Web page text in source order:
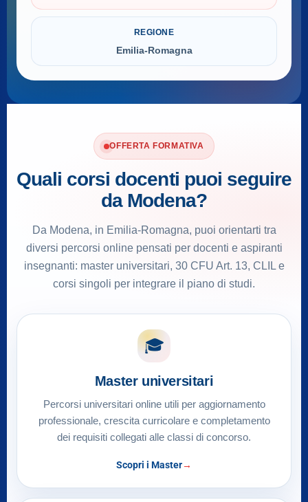
REGIONE
Emilia-Romagna
OFFERTA FORMATIVA
Quali corsi docenti puoi seguire
da Modena?
Da Modena, in Emilia-Romagna, puoi orientarti tra
diversi percorsi online pensati per docenti e aspiranti
insegnanti: master universitari, 30 CFU Art. 13, CLIL e
corsi singoli per integrare il piano di studi.
🎓
Master universitari
Percorsi universitari online utili per aggiornamento
professionale, crescita curricolare e completamento
dei requisiti collegati alle classi di concorso.
Scopri i Master